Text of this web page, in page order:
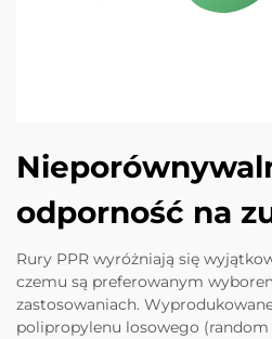
odporność na
Rury PPR wyróżniają się
czemu są preferowanym
zastosowaniach.
polipropylenu losowego